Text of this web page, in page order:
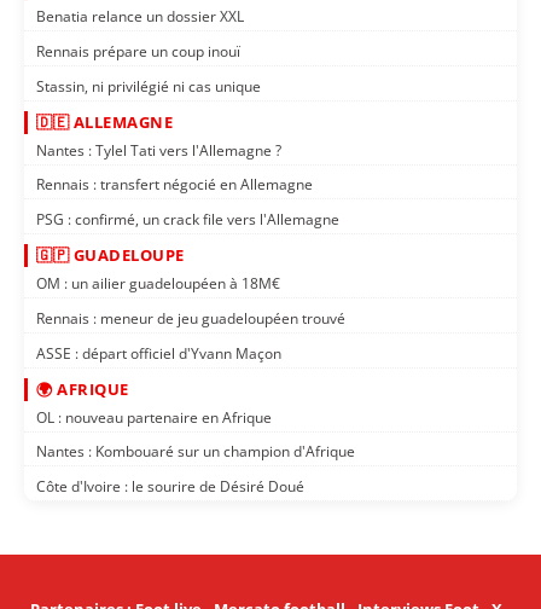
Benatia relance un dossier XXL
Rennais prépare un coup inouï
Stassin, ni privilégié ni cas unique
🇩🇪 ALLEMAGNE
Nantes : Tylel Tati vers l'Allemagne ?
Rennais : transfert négocié en Allemagne
PSG : confirmé, un crack file vers l'Allemagne
🇬🇵 GUADELOUPE
OM : un ailier guadeloupéen à 18M€
Rennais : meneur de jeu guadeloupéen trouvé
ASSE : départ officiel d'Yvann Maçon
🌍 AFRIQUE
OL : nouveau partenaire en Afrique
Nantes : Kombouaré sur un champion d'Afrique
Côte d'Ivoire : le sourire de Désiré Doué